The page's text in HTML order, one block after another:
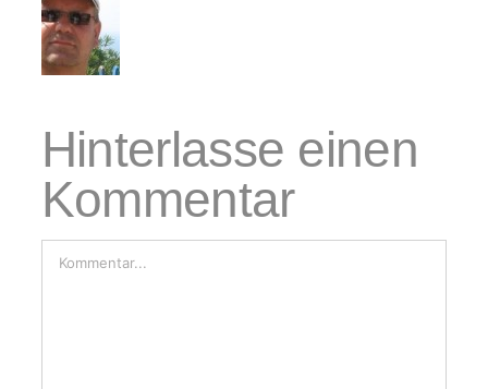
Hinterlasse einen
Kommentar
Kommentar